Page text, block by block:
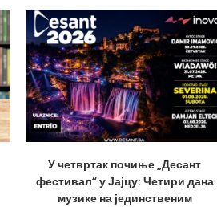
У четвртак почиње „Десант
фестивал“ у Јајцу: Четири дана
музике на јединственим